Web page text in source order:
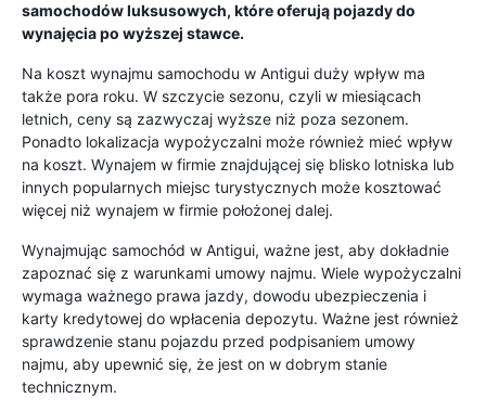
samochodów luksusowych, które oferują pojazdy do
wynajęcia po wyższej stawce.
Na koszt wynajmu samochodu w Antigui duży wpływ ma
także pora roku. W szczycie sezonu, czyli w miesiącach
letnich, ceny są zazwyczaj wyższe niż poza sezonem.
Ponadto lokalizacja wypożyczalni może również mieć wpływ
na koszt. Wynajem w firmie znajdującej się blisko lotniska lub
innych popularnych miejsc turystycznych może kosztować
więcej niż wynajem w firmie położonej dalej.
Wynajmując samochód w Antigui, ważne jest, aby dokładnie
zapoznać się z warunkami umowy najmu. Wiele wypożyczalni
wymaga ważnego prawa jazdy, dowodu ubezpieczenia i
karty kredytowej do wpłacenia depozytu. Ważne jest również
sprawdzenie stanu pojazdu przed podpisaniem umowy
najmu, aby upewnić się, że jest on w dobrym stanie
technicznym.